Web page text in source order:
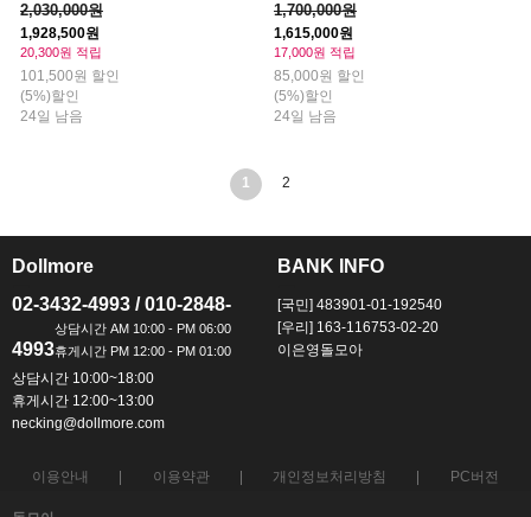
2,030,000원
1,928,500원
20,300원 적립
101,500원 할인
(5%)할인
24일 남음
1,700,000원
1,615,000원
17,000원 적립
85,000원 할인
(5%)할인
24일 남음
1 2
Dollmore
02-3432-4993 / 010-2848-
4993
상담시간 10:00~18:00
휴게시간 12:00~13:00
necking@dollmore.com
BANK INFO
[국민] 483901-01-192540
[우리] 163-116753-02-20
이은영돌모아
이용안내 이용약관 개인정보처리방침 PC버전